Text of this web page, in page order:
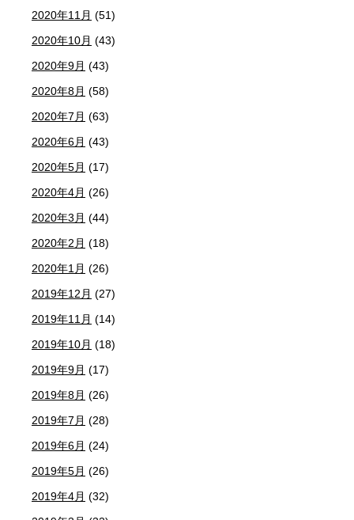
2020年11月 (51)
2020年10月 (43)
2020年9月 (43)
2020年8月 (58)
2020年7月 (63)
2020年6月 (43)
2020年5月 (17)
2020年4月 (26)
2020年3月 (44)
2020年2月 (18)
2020年1月 (26)
2019年12月 (27)
2019年11月 (14)
2019年10月 (18)
2019年9月 (17)
2019年8月 (26)
2019年7月 (28)
2019年6月 (24)
2019年5月 (26)
2019年4月 (32)